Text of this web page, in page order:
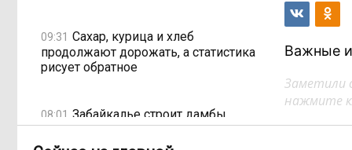
09:31 Сахар, курица и хлеб
продолжают дорожать, а статистика
рисует обратное
08:01 Забайкалье строит дамбы
раньше сроков, чтобы паводки не
застали врасплох
Важные
Заметили
нажмите